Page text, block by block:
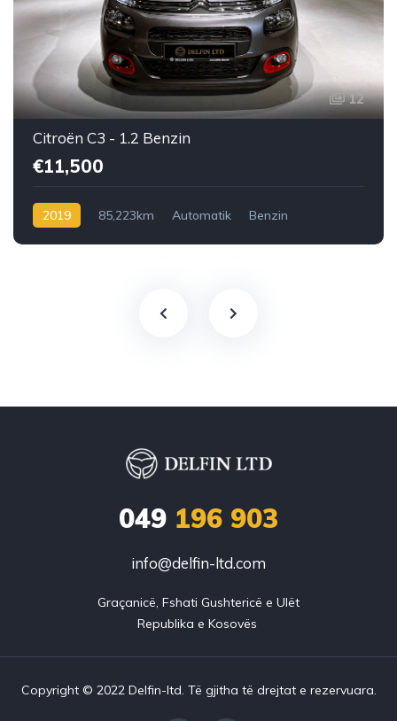
12
Citroën C3 - 1.2 Benzin
€11,500
2019 85,223km Automatik Benzin
049 196 903
info@delfin-ltd.com
Graçanicë, Fshati Gushtericë e Ulët
Copyright © 2022 Delfin-ltd. Të gjitha të drejtat e rezervuara.